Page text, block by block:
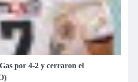
por 4-2 y cerraron el